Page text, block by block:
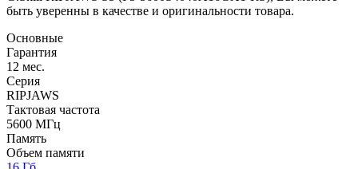
быть уверенны в качестве и оригинальности товара.
Основные
Гарантия
12 мес.
Серия
RIPJAWS
Тактовая частота
5600 МГц
Память
Объем памяти